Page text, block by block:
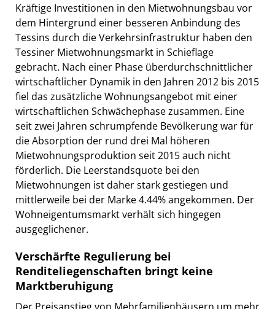
Kräftige Investitionen in den Mietwohnungsbau vor
dem Hintergrund einer besseren Anbindung des
Tessins durch die Verkehrsinfrastruktur haben den
Tessiner Mietwohnungsmarkt in Schieflage
gebracht. Nach einer Phase überdurchschnittlicher
wirtschaftlicher Dynamik in den Jahren 2012 bis 2015
fiel das zusätzliche Wohnungsangebot mit einer
wirtschaftlichen Schwächephase zusammen. Eine
seit zwei Jahren schrumpfende Bevölkerung war für
die Absorption der rund drei Mal höheren
Mietwohnungsproduktion seit 2015 auch nicht
förderlich. Die Leerstandsquote bei den
Mietwohnungen ist daher stark gestiegen und
mittlerweile bei der Marke 4.44% angekommen. Der
Wohneigentumsmarkt verhält sich hingegen
ausgeglichener.
Verschärfte Regulierung bei
Renditeliegenschaften bringt keine
Marktberuhigung